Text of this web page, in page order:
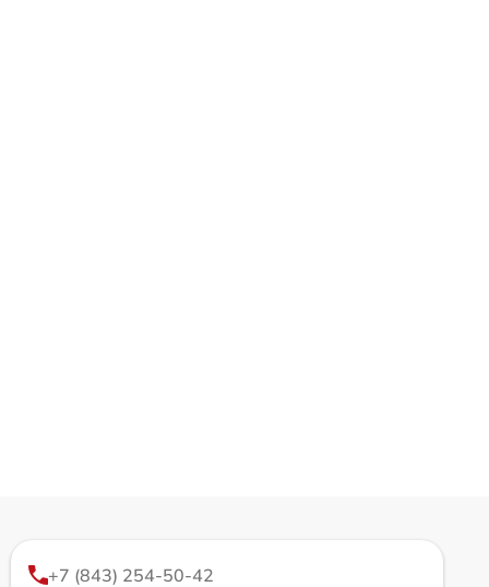
+7 (843) 254-50-42